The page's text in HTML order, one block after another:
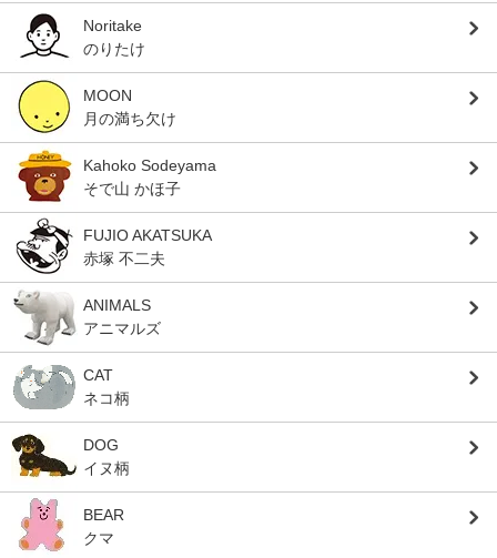
Noritake
のりたけ
MOON
月の満ち欠け
Kahoko Sodeyama
そで山 かほ子
FUJIO AKATSUKA
赤塚 不二夫
ANIMALS
アニマルズ
CAT
ネコ柄
DOG
イヌ柄
BEAR
クマ